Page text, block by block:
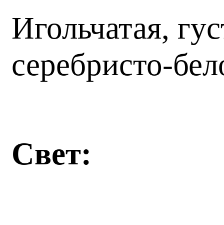
Игольчатая,
серебристо-
Свет: